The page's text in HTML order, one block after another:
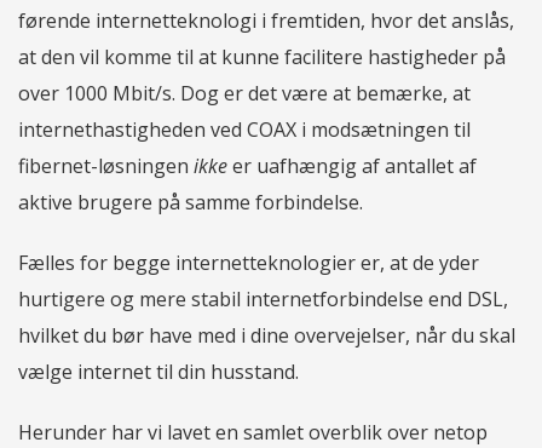
førende internetteknologi i fremtiden, hvor det anslås,
at den vil komme til at kunne facilitere hastigheder på
over 1000 Mbit/s. Dog er det være at bemærke, at
internethastigheden ved COAX i modsætningen til
fibernet-løsningen ikkeer uafhængig af antallet af
aktive brugere på samme forbindelse.
Fælles for begge internetteknologier er, at de yder
hurtigere og mere stabil internetforbindelse end DSL,
hvilket du bør have med i dine overvejelser, når du skal
vælge internet til din husstand.
Herunder har vi lavet en samlet overblik over netop